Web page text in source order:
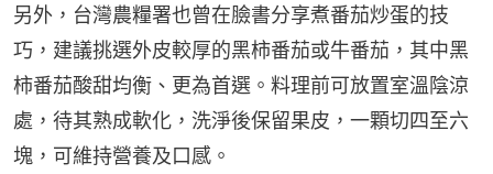
另外，台灣農糧署也曾在臉書分享煮番茄炒蛋的技
巧，建議挑選外皮較厚的黑柿番茄或牛番茄，其中黑
柿番茄酸甜均衡、更為首選。料理前可放置室溫陰涼
處，待其熟成軟化，洗淨後保留果皮，一顆切四至六
塊，可維持營養及口感。